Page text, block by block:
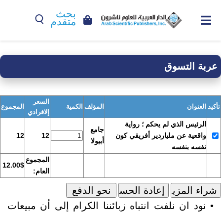
بحث
متقدم
عربة التسوق
تأكيد العنوان المؤلف الكمية
السعر
إلافرادي
المجموع
الرئيس الذي لم يحكم ؛ رواية
واقعية عن ملياردير أفريقي كون
نفسه بنفسه
جامع
أبيولا
12
12
المجموع
العام:
12.00$
• نود ان نلفت انتباه زبائننا الكرام إلى أن مبيعات